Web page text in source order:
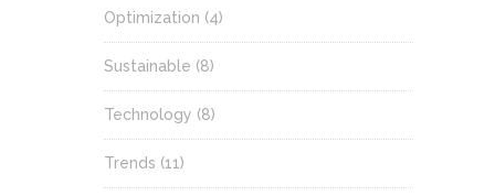
Optimization (4)
Sustainable (8)
Technology (8)
Trends (11)